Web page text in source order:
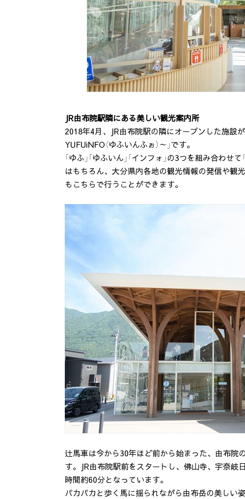
JR由布院駅隣にある美しい観光案内所
2018年4月、JR由布院駅の隣にオープンした施設
YUFUiNFO（ゆふいんふぉ）～」です。
「ゆふ」「ゆふいん」「インフォ」の3つを組み合わ
はもちろん、大分県内各地の観光情報の発信や観
もこちらで行うことができます。
辻馬車は今から30年ほど前から始まった、由布院
す。JR由布院駅前をスタートし、佛山寺、宇奈
時間約60分となっています。
パカパカと歩く馬に揺られながら由布岳の美しい